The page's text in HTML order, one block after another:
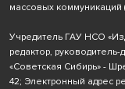
массовых коммуникаций
Учредитель ГАУ НСО
редактор,
«Советская Сибирь» -
42; Электронный адрес